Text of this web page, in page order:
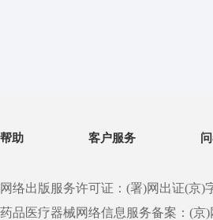
帮助 客户服务
网络出版服务许可证：(署)网出证(京)
药品医疗器械网络信息服务备案：(京